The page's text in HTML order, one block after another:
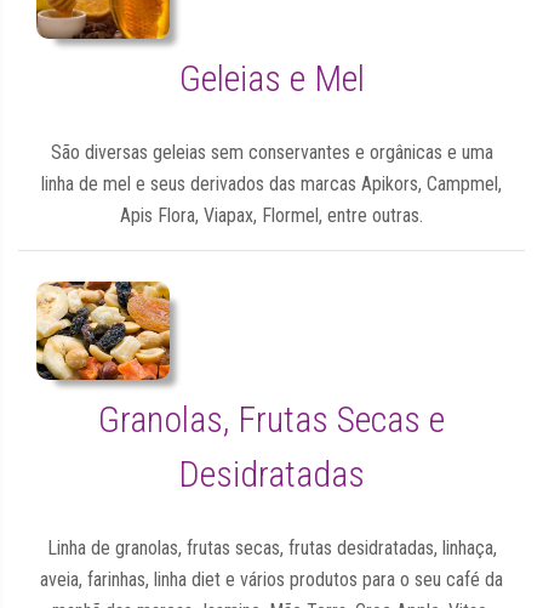
Geleias e Mel
São diversas geleias sem conservantes e orgânicas e uma
linha de mel e seus derivados das marcas Apikors, Campmel,
Apis Flora, Viapax, Flormel, entre outras.
Granolas, Frutas Secas e
Desidratadas
Linha de granolas, frutas secas, frutas desidratadas, linhaça,
aveia, farinhas, linha diet e vários produtos para o seu café da